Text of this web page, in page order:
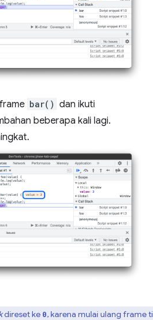
bar() dan ikuti
beberapa kali lagi.
direset ke 0, karena mulai ulang frame